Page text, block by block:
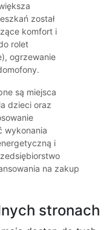
został
komfort i
rolet
ogrzewanie
są miejsca
dzieci oraz
wykonania
i
na zakup
stronach